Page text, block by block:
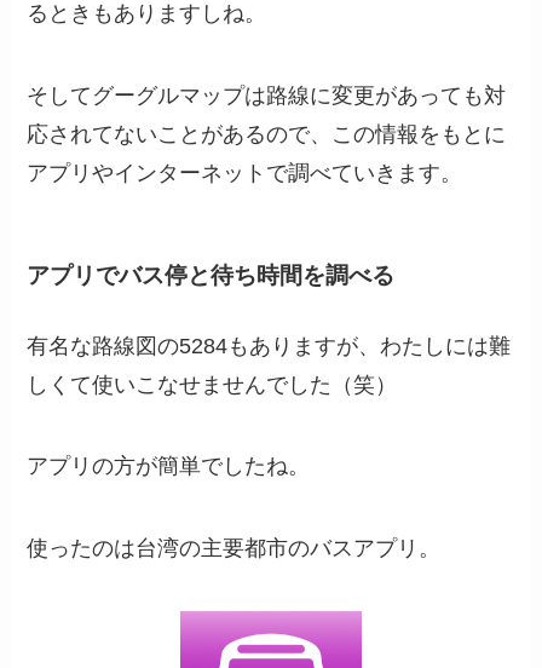
るときもありますしね。
そしてグーグルマップは路線に変更があっても対
応されてないことがあるので、この情報をもとに
アプリやインターネットで調べていきます。
アプリでバス停と待ち時間を調べる
有名な路線図の5284もありますが、わたしには難
しくて使いこなせませんでした（笑）
アプリの方が簡単でしたね。
使ったのは台湾の主要都市のバスアプリ。